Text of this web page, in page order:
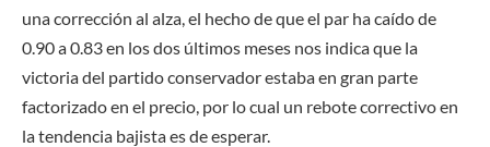
una corrección al alza, el hecho de que el par ha caído de
0.90 a 0.83 en los dos últimos meses nos indica que la
victoria del partido conservador estaba en gran parte
factorizado en el precio, por lo cual un rebote correctivo en
la tendencia bajista es de esperar.